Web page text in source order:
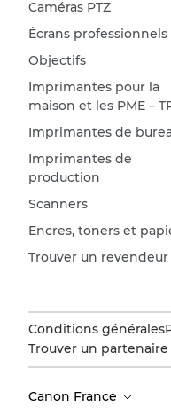
Caméras PTZ
Écrans professionnels
Objectifs
Imprimantes pour la
maison et les PME –
Imprimantes de
Imprimantes de
production
Scanners
Encres, toners et
Trouver un revendeur
Conditions générales
Trouver un
Canon France